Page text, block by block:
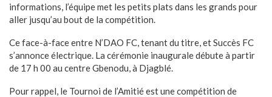
informations, l’équipe met les petits plats dans les grands pour
aller jusqu’au bout de la compétition.
Ce face-à-face entre N’DAO FC, tenant du titre, et Succès FC
s’annonce électrique. La cérémonie inaugurale débute à partir
de 17 h 00 au centre Gbenodu, à Djagblé.
Pour rappel, le Tournoi de l’Amitié est une compétition de